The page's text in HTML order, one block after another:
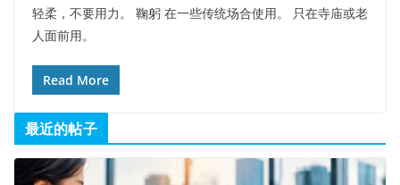
轻柔，不要用力。 鞠躬 在一些传统场合使用。 只在寺庙或老
人面前用。
Read More
最近的帖子